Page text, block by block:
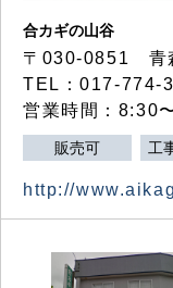
合カギの山谷
〒030-0851 青
TEL：017-774-
営業時間：8:30
販売可 工
http://